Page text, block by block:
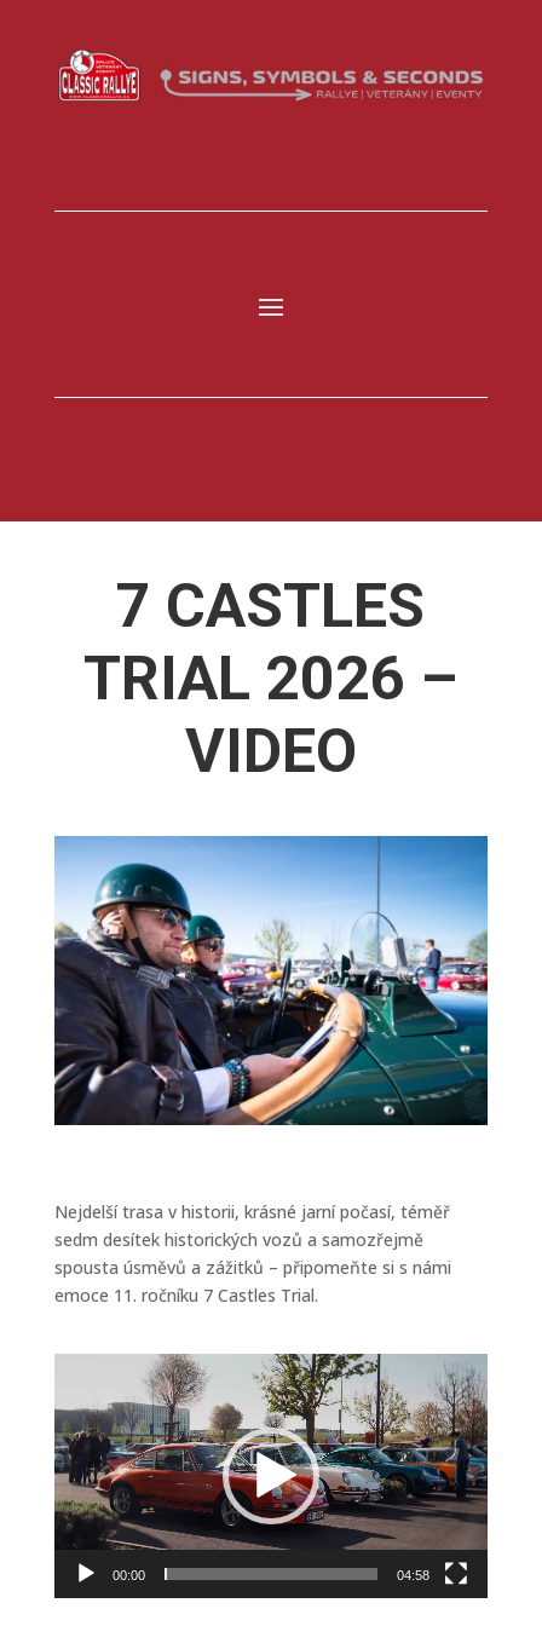
7 CASTLES
TRIAL 2026 –
VIDEO
Nejdelší trasa v historii, krásné jarní počasí, téměř
sedm desítek historických vozů a samozřejmě
spousta úsměvů a zážitků – připomeňte si s námi
emoce 11. ročníku 7 Castles Trial.
00:00 04:58